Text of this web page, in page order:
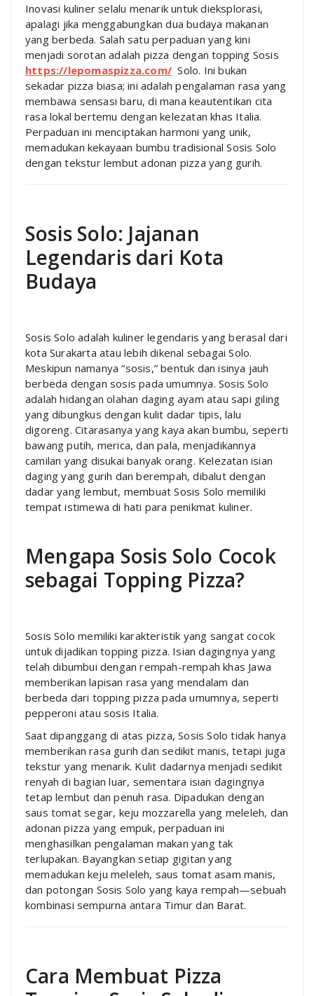
Inovasi kuliner selalu menarik untuk dieksplorasi,
apalagi jika menggabungkan dua budaya makanan
yang berbeda. Salah satu perpaduan yang kini
menjadi sorotan adalah pizza dengan topping Sosis
https://lepomaspizza.com/ Solo. Ini bukan
sekadar pizza biasa; ini adalah pengalaman rasa yang
membawa sensasi baru, di mana keautentikan cita
rasa lokal bertemu dengan kelezatan khas Italia.
Perpaduan ini menciptakan harmoni yang unik,
memadukan kekayaan bumbu tradisional Sosis Solo
dengan tekstur lembut adonan pizza yang gurih.
Sosis Solo: Jajanan
Legendaris dari Kota
Budaya
Sosis Solo adalah kuliner legendaris yang berasal dari
kota Surakarta atau lebih dikenal sebagai Solo.
Meskipun namanya “sosis,” bentuk dan isinya jauh
berbeda dengan sosis pada umumnya. Sosis Solo
adalah hidangan olahan daging ayam atau sapi giling
yang dibungkus dengan kulit dadar tipis, lalu
digoreng. Citarasanya yang kaya akan bumbu, seperti
bawang putih, merica, dan pala, menjadikannya
camilan yang disukai banyak orang. Kelezatan isian
daging yang gurih dan berempah, dibalut dengan
dadar yang lembut, membuat Sosis Solo memiliki
tempat istimewa di hati para penikmat kuliner.
Mengapa Sosis Solo Cocok
sebagai Topping Pizza?
Sosis Solo memiliki karakteristik yang sangat cocok
untuk dijadikan topping pizza. Isian dagingnya yang
telah dibumbui dengan rempah-rempah khas Jawa
memberikan lapisan rasa yang mendalam dan
berbeda dari topping pizza pada umumnya, seperti
pepperoni atau sosis Italia.
Saat dipanggang di atas pizza, Sosis Solo tidak hanya
memberikan rasa gurih dan sedikit manis, tetapi juga
tekstur yang menarik. Kulit dadarnya menjadi sedikit
renyah di bagian luar, sementara isian dagingnya
tetap lembut dan penuh rasa. Dipadukan dengan
saus tomat segar, keju mozzarella yang meleleh, dan
adonan pizza yang empuk, perpaduan ini
menghasilkan pengalaman makan yang tak
terlupakan. Bayangkan setiap gigitan yang
memadukan keju meleleh, saus tomat asam manis,
dan potongan Sosis Solo yang kaya rempah—sebuah
kombinasi sempurna antara Timur dan Barat.
Cara Membuat Pizza